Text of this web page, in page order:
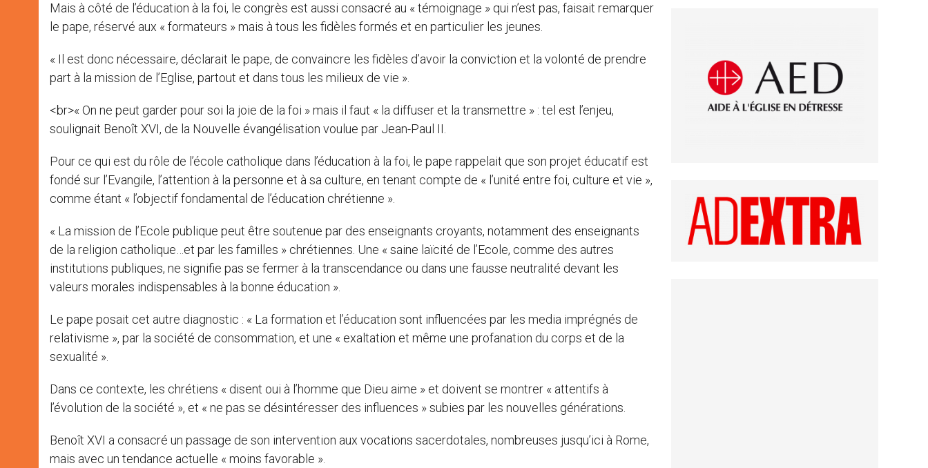
Mais à côté de l’éducation à la foi, le congrès est aussi consacré au « témoignage » qui n’est pas, faisait remarquer
le pape, réservé aux « formateurs » mais à tous les fidèles formés et en particulier les jeunes.
« Il est donc nécessaire, déclarait le pape, de convaincre les fidèles d’avoir la conviction et la volonté de prendre
part à la mission de l’Eglise, partout et dans tous les milieux de vie ».
<br>« On ne peut garder pour soi la joie de la foi » mais il faut « la diffuser et la transmettre » : tel est l’enjeu,
soulignait Benoît XVI, de la Nouvelle évangélisation voulue par Jean-Paul II.
Pour ce qui est du rôle de l’école catholique dans l’éducation à la foi, le pape rappelait que son projet éducatif est
fondé sur l’Evangile, l’attention à la personne et à sa culture, en tenant compte de « l’unité entre foi, culture et vie »,
comme étant « l’objectif fondamental de l’éducation chrétienne ».
« La mission de l’Ecole publique peut être soutenue par des enseignants croyants, notamment des enseignants
de la religion catholique…et par les familles » chrétiennes. Une « saine laïcité de l’Ecole, comme des autres
institutions publiques, ne signifie pas se fermer à la transcendance ou dans une fausse neutralité devant les
valeurs morales indispensables à la bonne éducation ».
Le pape posait cet autre diagnostic : « La formation et l’éducation sont influencées par les media imprégnés de
relativisme », par la société de consommation, et une « exaltation et même une profanation du corps et de la
sexualité ».
Dans ce contexte, les chrétiens « disent oui à l’homme que Dieu aime » et doivent se montrer « attentifs à
l’évolution de la société », et « ne pas se désintéresser des influences » subies par les nouvelles générations.
Benoît XVI a consacré un passage de son intervention aux vocations sacerdotales, nombreuses jusqu’ici à Rome,
mais avec un tendance actuelle « moins favorable ».